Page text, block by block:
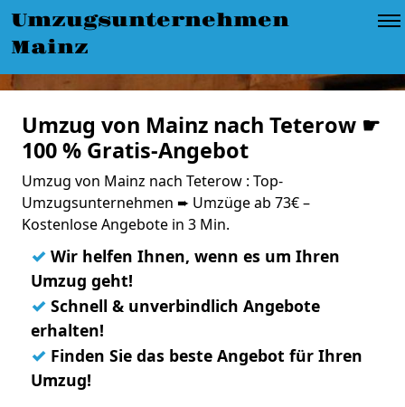
Umzugsunternehmen
Mainz
Umzug von Mainz nach Teterow ☛
100 % Gratis-Angebot
Umzug von Mainz nach Teterow : Top-
Umzugsunternehmen ➨ Umzüge ab 73€ –
Kostenlose Angebote in 3 Min.
✓ Wir helfen Ihnen, wenn es um Ihren
Umzug geht!
✓ Schnell & unverbindlich Angebote
erhalten!
✓ Finden Sie das beste Angebot für Ihren
Umzug!